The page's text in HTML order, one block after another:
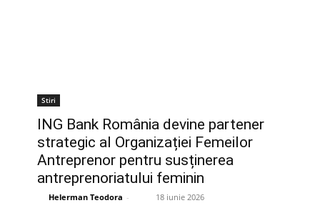
Stiri
ING Bank România devine partener
strategic al Organizației Femeilor
Antreprenor pentru susținerea
antreprenoriatului feminin
Helerman Teodora - 18 iunie 2026